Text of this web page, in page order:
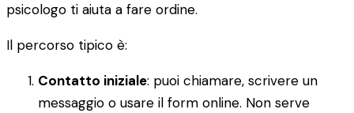
psicologo ti aiuta a fare ordine.
Il percorso tipico è:
Contatto iniziale: puoi chiamare, scrivere un
messaggio o usare il form online. Non serve